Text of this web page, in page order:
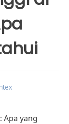
Apa yang